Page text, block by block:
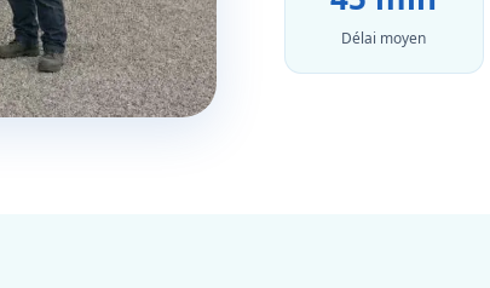
Délai moyen